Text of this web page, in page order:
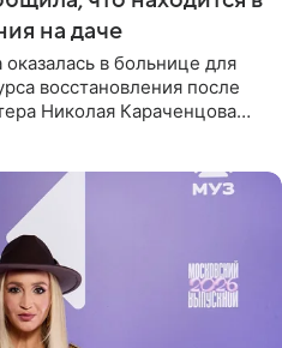
на даче
в больнице для
восстановления после
Николая Караченцова